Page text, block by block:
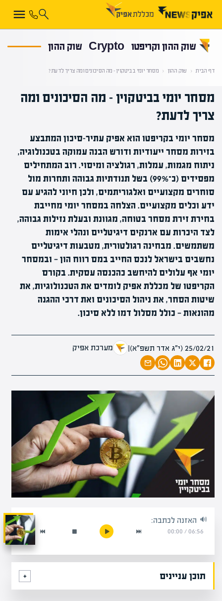
שוק ההון וקריפטו Crypto שוק ההון
דף הבית ‹ שוק ההון ‹ מסחר יומי בביטקוין – מה הסיכונים ומה צריך לדעת?
מסחר יומי בביטקוין – מה הסיכונים ומה
צריך לדעת?
מסחר יומי בקריפטו הוא אפיק עתיר-סיכון המתבצע
בזירות מסחר ייעודיות ודורש הבנה עמוקה בטכנולוגיה,
ניתוח מגמות, עמלות, רגולציה ומיסוי. רוב המתחילים
מפסידים (כ־99%) בשל תנודתיות גבוהה ותחרות מול
סוחרים מקצועיים ואלגוריתמים, ולכן חיוני להגיע עם
ידע וכלים מקצועיים. הצלחה במסחר יומי מחייבת
בחירת זירת מסחר בטוחה, מגוונת ובעלת נזילות גבוהה,
לצד היכרות עם ארנקים דיגיטליים ונהלי אימות
משתמשים. מבחינה רגולטורית, מטבעות דיגיטליים
נחשבים בישראל לנכס החייב במס רווח הון — ובמסחר
יומי אף עלולים להיחשב כהכנסה עסקית. בקורס
הקריפטו של מכללת אפיק לומדים את הטכנולוגיות, את
שיטות הסחר, את ניהול הסיכונים ואת דרכי ההגנה
מהונאות — כולל מסלול דמו ללא סיכון.
25/02/21 (י״ג אדר תשפ״א) | מערכת אפיק
האזנה לכתבה:
06:56
/
00:00
תוכן עניינים